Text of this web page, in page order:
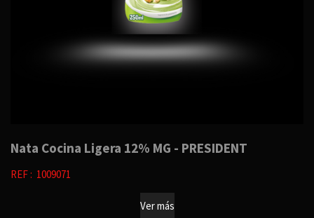
Nata Cocina Ligera 12% MG - PRESIDENT
REF : 1009071
Ver más